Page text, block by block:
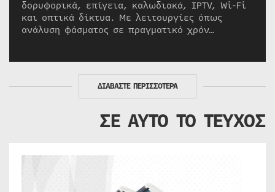
δορυφορικά, επίγεια, καλωδιακά, IPTV, Wi-Fi
και οπτικά δίκτυα. Με λειτουργίες όπως
ανάλυση φάσματος σε πραγματικό χρόν…
ΔΙΑΒΑΣΤΕ ΠΕΡΙΣΣΟΤΕΡΑ
ΣΕ ΑΥΤΟ ΤΟ ΤΕΥΧΟΣ